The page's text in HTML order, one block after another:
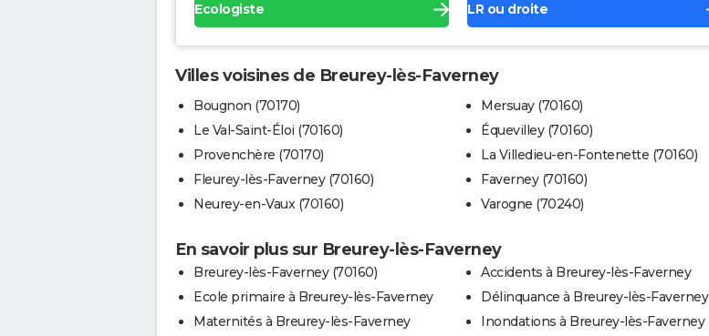
Ecologiste LR ou droite
Villes voisines de Breurey-lès-Faverney
Bougnon (70170)
Le Val-Saint-Éloi (70160)
Provenchère (70170)
Fleurey-lès-Faverney (70160)
Neurey-en-Vaux (70160)
Mersuay (70160)
Équevilley (70160)
La Villedieu-en-Fontenette (70160)
Faverney (70160)
Varogne (70240)
En savoir plus sur Breurey-lès-Faverney
Breurey-lès-Faverney (70160)
Ecole primaire à Breurey-lès-Faverney
Maternités à Breurey-lès-Faverney
Accidents à Breurey-lès-Faverney
Délinquance à Breurey-lès-Faverney
Inondations à Breurey-lès-Faverney